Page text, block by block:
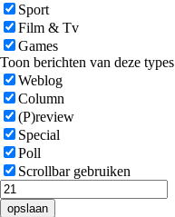
Sport
Film & Tv
Games
Toon berichten van deze types
Weblog
Column
(P)review
Special
Poll
Scrollbar gebruiken
opslaan